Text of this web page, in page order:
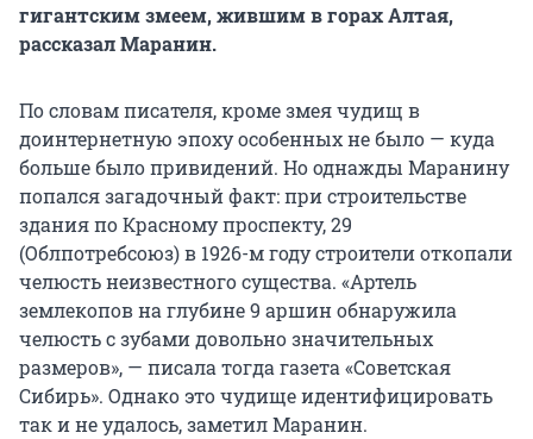
гигантским змеем, жившим в горах Алтая,
рассказал Маранин.
По словам писателя, кроме змея чудищ в
доинтернетную эпоху особенных не было — куда
больше было привидений. Но однажды Маранину
попался загадочный факт: при строительстве
здания по Красному проспекту, 29
(Облпотребсоюз) в 1926-м году строители откопали
челюсть неизвестного существа. «Артель
землекопов на глубине 9 аршин обнаружила
челюсть с зубами довольно значительных
размеров», — писала тогда газета «Советская
Сибирь». Однако это чудище идентифицировать
так и не удалось, заметил Маранин.